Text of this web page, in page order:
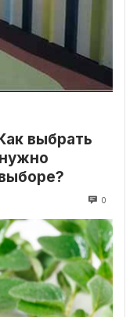
выбрать
0